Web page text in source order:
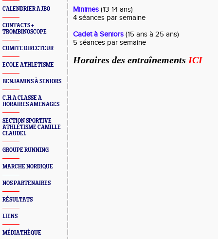
CALENDRIER AJBO
CONTACTS +
TROMBINOSCOPE
COMITE DIRECTEUR
ECOLE ATHLETISME
BENJAMINS À SENIORS
C.H.A CLASSE A
HORAIRES AMENAGES
SECTION SPORTIVE
ATHLÉTISME CAMILLE
CLAUDEL
GROUPE RUNNING
MARCHE NORDIQUE
NOS PARTENAIRES
RÉSULTATS
LIENS
MÉDIATHÈQUE
Minimes (13-14 ans)
4 séances par semaine
Cadet à Seniors (15 ans à 25 ans)
5 séances par semaine
Horaires des entraînements ICI